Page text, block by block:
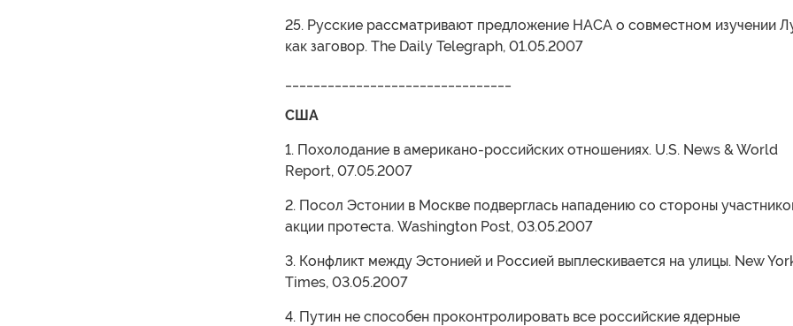
25. Русские рассматривают предложение НАСА о совместном изучении
как заговор. The Daily Telegraph, 01.05.2007
США
1. Похолодание в американо-российских отношениях. U.S. News & World
Report, 07.05.2007
2. Посол Эстонии в Москве подверглась нападению со стороны
акции протеста. Washington Post, 03.05.2007
3. Конфликт между Эстонией и Россией выплескивается на улицы. New
Times, 03.05.2007
4. Путин не способен проконтролировать все российские ядерные